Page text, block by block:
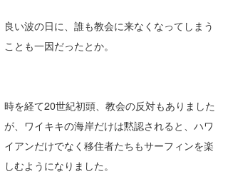
良い波の日に、誰も教会に来なくなってしまう
ことも一因だったとか。
時を経て20世紀初頭、教会の反対もありました
が、ワイキキの海岸だけは黙認されると、ハワ
イアンだけでなく移住者たちもサーフィンを楽
しむようになりました。
wanda
banpaku
Mr.K
chappy